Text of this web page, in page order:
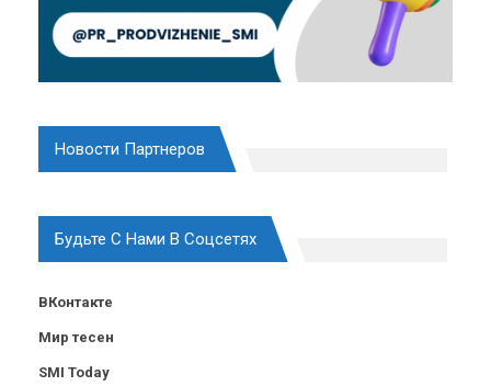
Новости Партнеров
Будьте С Нами В Соцсетях
ВКонтакте
Мир тесен
SMI Today